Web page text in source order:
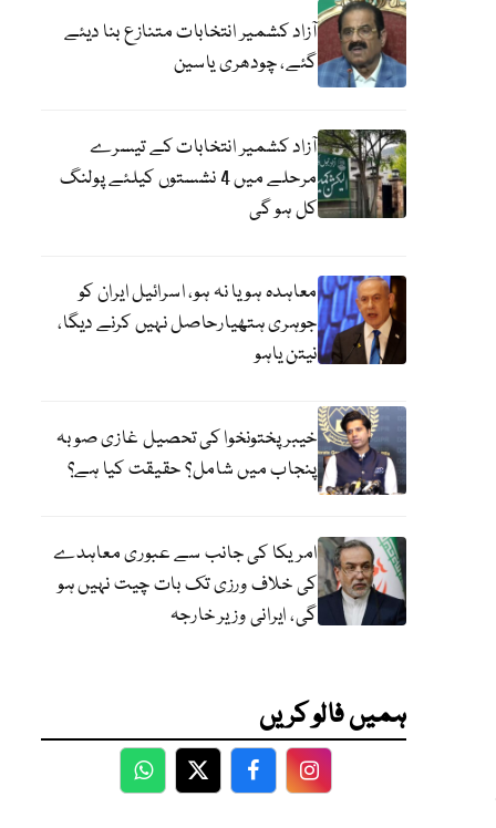
آزاد کشمیر انتخابات متنازع بنا دیئے
گئے، چودھری یاسین
آزاد کشمیر انتخابات کے تیسرے
مرحلے میں 4 نشستوں کیلئے پولنگ
کل ہو گی
معاہدہ ہو یا نہ ہو، اسرائیل ایران کو
جوہری ہتھیارحاصل نہیں کرنے دیگا،
نیتن یاہو
خیبر پختونخوا کی تحصیل غازی صوبہ
پنجاب میں شامل؟ حقیقت کیا ہے؟
امریکا کی جانب سے عبوری معاہدے
کی خلاف ورزی تک بات چیت نہیں ہو
گی، ایرانی وزیر خارجہ
ہمیں فالو کریں
WhatsApp
TwitterFacebookFacebook